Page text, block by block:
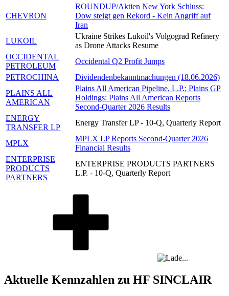
CHEVRON
ROUNDUP/Aktien New York Schluss:
Dow steigt gen Rekord - Kein Angriff auf
Iran
LUKOIL
Ukraine Strikes Lukoil's Volgograd Refinery
as Drone Attacks Resume
OCCIDENTAL
PETROLEUM
Occidental Q2 Profit Jumps
PETROCHINA
Dividendenbekanntmachungen (18.06.2026)
PLAINS ALL
AMERICAN
Plains All American Pipeline, L.P.; Plains GP
Holdings: Plains All American Reports
Second-Quarter 2026 Results
ENERGY
TRANSFER LP
Energy Transfer LP - 10-Q, Quarterly Report
MPLX
MPLX LP Reports Second-Quarter 2026
Financial Results
ENTERPRISE
PRODUCTS
PARTNERS
ENTERPRISE PRODUCTS PARTNERS
L.P. - 10-Q, Quarterly Report
Aktuelle Kennzahlen zu HF SINCLAIR